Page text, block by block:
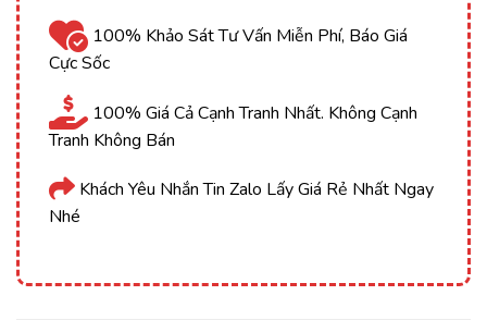
100% Khảo Sát Tư Vấn Miễn Phí, Báo Giá
Cực Sốc
100% Giá Cả Cạnh Tranh Nhất. Không Cạnh
Tranh Không Bán
Khách Yêu Nhắn Tin Zalo Lấy Giá Rẻ Nhất Ngay
Nhé